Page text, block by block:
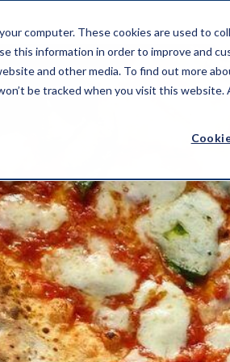
computer. These cookies are used to
this information in order to improve and
and other media. To find out more
be tracked when you visit this